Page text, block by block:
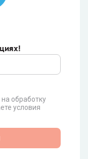
обработку
условия